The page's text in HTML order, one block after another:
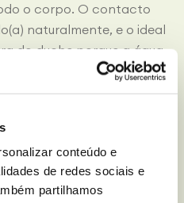
conteúdo e
de redes sociais e
partilhamos
o corpo. O contacto
naturalmente, e o ideal
do duche porque a água
“superpoderoso”.
abra as janelas de sua
orientada a este, o lado
ou faça exercício